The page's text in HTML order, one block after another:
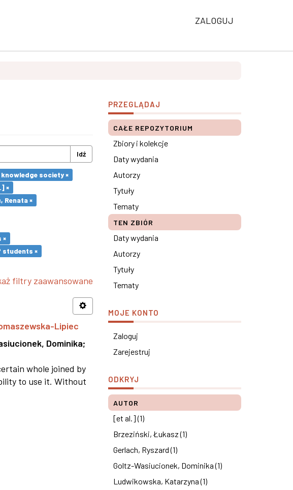
ZALOGUJ
Idź
society ×
×
×
×
students ×
filtry zaawansowane
Lipiec
Dominika;
whole joined by
to use it. Without
PRZEGLĄDAJ
CAŁE REPOZYTORIUM
Zbiory i kolekcje
Daty wydania
Autorzy
Tytuły
Tematy
TEN ZBIÓR
Daty wydania
Autorzy
Tytuły
Tematy
MOJE KONTO
Zaloguj
Zarejestruj
ODKRYJ
AUTOR
[et al.] (1)
Brzeziński, Łukasz (1)
Gerlach, Ryszard (1)
Goltz-Wasiucionek, Dominika (1)
Ludwikowska, Katarzyna (1)